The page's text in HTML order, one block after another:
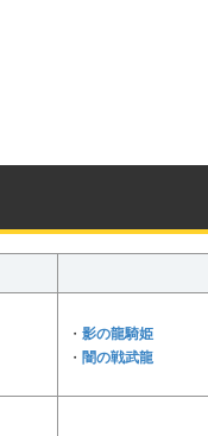
・ 影の龍騎姫
・ 闇の戦武龍